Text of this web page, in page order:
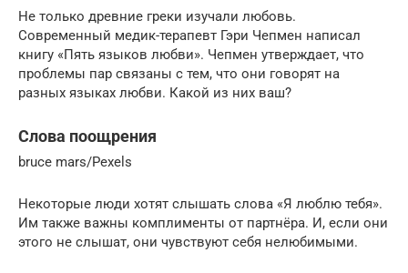
Не только древние греки изучали любовь.
Современный медик-терапевт Гэри Чепмен написал
книгу «Пять языков любви». Чепмен утверждает, что
проблемы пар связаны с тем, что они говорят на
разных языках любви. Какой из них ваш?
Слова поощрения
bruce mars/Pexels
Некоторые люди хотят слышать слова «Я люблю тебя».
Им также важны комплименты от партнёра. И, если они
этого не слышат, они чувствуют себя нелюбимыми.